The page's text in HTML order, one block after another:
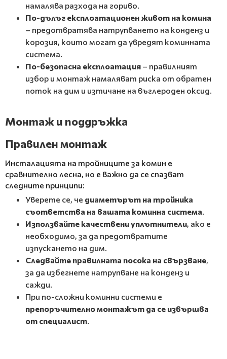
намалява разхода на гориво.
По-дълъг експлоатационен живот на комина
– предотвратява натрупването на конденз и
корозия, които могат да увредят коминната
система.
По-безопасна експлоатация – правилният
избор и монтаж намаляват риска от обратен
поток на дим и изтичане на въглероден оксид.
Монтаж и поддръжка
Правилен монтаж
Инсталацията на тройниците за комин е
сравнително лесна, но е важно да се спазват
следните принципи:
Уверете се, че диаметърът на тройника
съответства на вашата коминна система.
Използвайте качествени уплътнители, ако е
необходимо, за да предотвратите
изпускането на дим.
Следвайте правилната посока на свързване,
за да избегнете натрупване на конденз и
сажди.
При по-сложни коминни системи е
препоръчително монтажът да се извършва
от специалист.